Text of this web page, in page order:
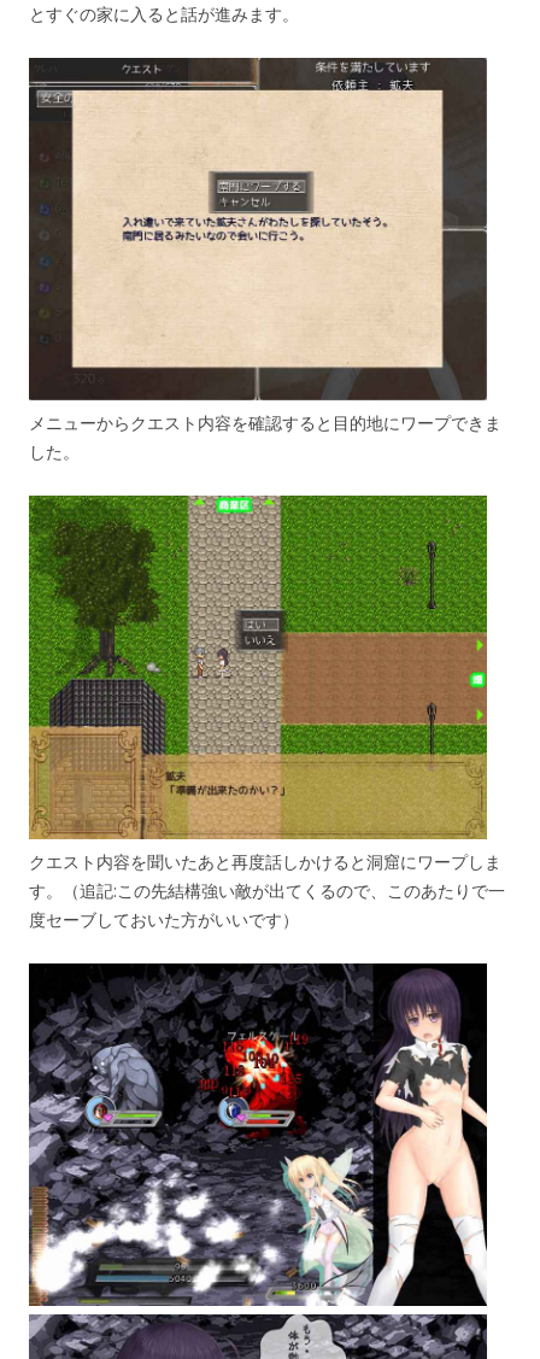
とすぐの家に入ると話が進みます。
メニューからクエスト内容を確認すると目的地にワープできま
した。
クエスト内容を聞いたあと再度話しかけると洞窟にワープしま
す。（追記:この先結構強い敵が出てくるので、このあたりで一
度セーブしておいた方がいいです）